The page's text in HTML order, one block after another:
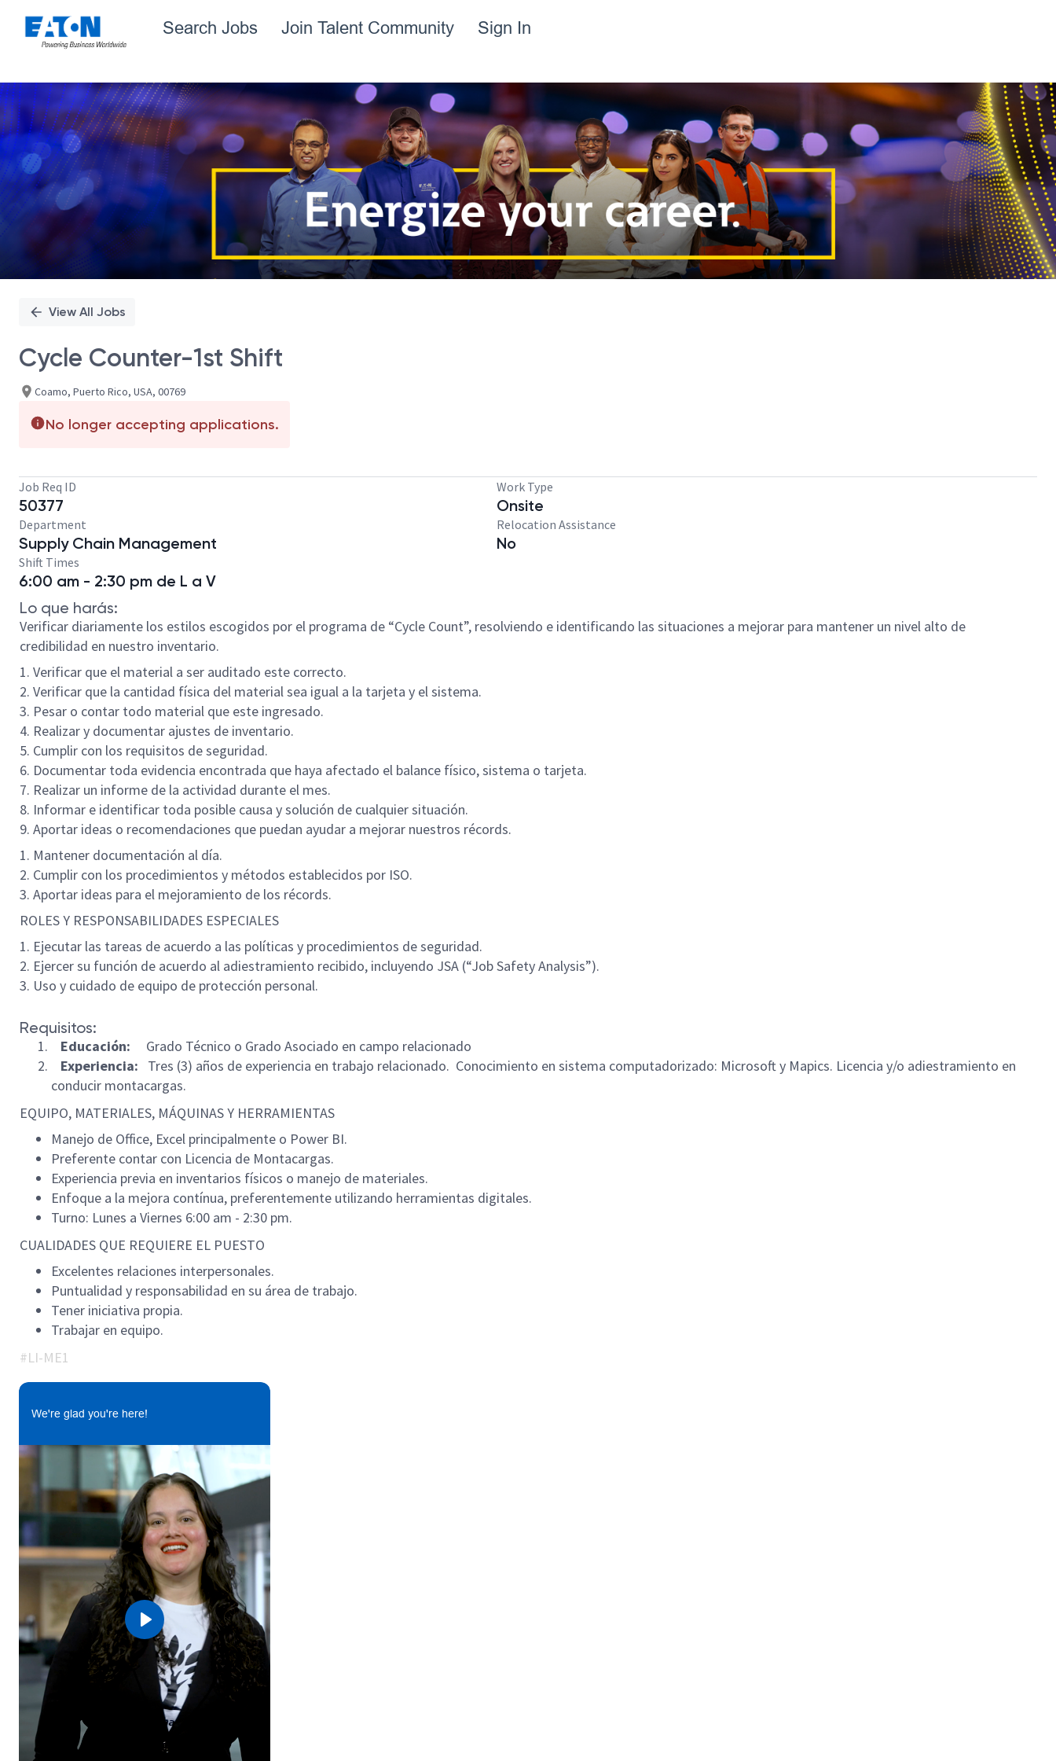
Search Jobs Join Talent Community Sign In
Single
Position
View All Jobs
Cycle Counter-1st Shift
Coamo, Puerto Rico, USA, 00769
No longer accepting applications.
Job Req ID
50377
Work Type
Onsite
Department
Supply Chain Management
Relocation Assistance
No
Shift Times
6:00 am - 2:30 pm de L a V
Lo que harás:
Verificar diariamente los estilos escogidos por el programa de “Cycle Count”, resolviendo e identificando las situaciones a mejorar para mantener un nivel alto de
credibilidad en nuestro inventario.
1. Verificar que el material a ser auditado este correcto.
2. Verificar que la cantidad física del material sea igual a la tarjeta y el sistema.
3. Pesar o contar todo material que este ingresado.
4. Realizar y documentar ajustes de inventario.
5. Cumplir con los requisitos de seguridad.
6. Documentar toda evidencia encontrada que haya afectado el balance físico, sistema o tarjeta.
7. Realizar un informe de la actividad durante el mes.
8. Informar e identificar toda posible causa y solución de cualquier situación.
9. Aportar ideas o recomendaciones que puedan ayudar a mejorar nuestros récords.
1. Mantener documentación al día.
2. Cumplir con los procedimientos y métodos establecidos por ISO.
3. Aportar ideas para el mejoramiento de los récords.
ROLES Y RESPONSABILIDADES ESPECIALES
1. Ejecutar las tareas de acuerdo a las políticas y procedimientos de seguridad.
2. Ejercer su función de acuerdo al adiestramiento recibido, incluyendo JSA (“Job Safety Analysis”).
3. Uso y cuidado de equipo de protección personal.
Requisitos:
Educación:
Grado Técnico o Grado Asociado en campo relacionado
Experiencia:
Tres (3) años de experiencia en trabajo relacionado. Conocimiento en sistema computadorizado: Microsoft y Mapics. Licencia y/o adiestramiento en
conducir montacargas.
EQUIPO, MATERIALES, MÁQUINAS Y HERRAMIENTAS
Manejo de Office, Excel principalmente o Power BI.
Preferente contar con Licencia de Montacargas.
Experiencia previa en inventarios físicos o manejo de materiales.
Enfoque a la mejora contínua, preferentemente utilizando herramientas digitales.
Turno: Lunes a Viernes 6:00 am - 2:30 pm.
CUALIDADES QUE REQUIERE EL PUESTO
Excelentes relaciones interpersonales.
Puntualidad y responsabilidad en su área de trabajo.
Tener iniciativa propia.
Trabajar en equipo.
#LI-ME1
We're glad you're here!
Play